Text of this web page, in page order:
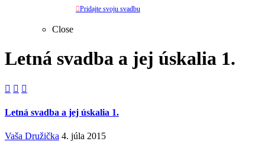
Pridajte svoju svadbu
Close
Letná svadba a jej úskalia 1.
  
Letná svadba a jej úskalia 1.
Vaša Družička 4. júla 2015